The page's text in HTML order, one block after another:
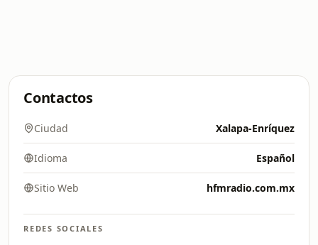
Contactos
Ciudad Xalapa-Enríquez
Idioma Español
Sitio Web hfmradio.com.mx
REDES SOCIALES